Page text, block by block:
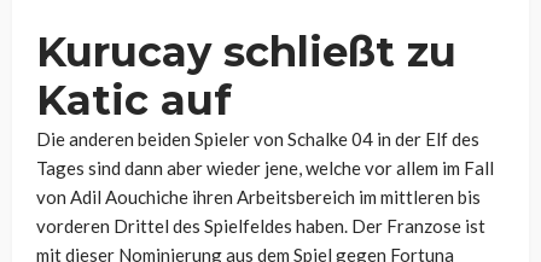
Kurucay schließt zu
Katic auf
Die anderen beiden Spieler von Schalke 04 in der Elf des
Tages sind dann aber wieder jene, welche vor allem im Fall
von Adil Aouchiche ihren Arbeitsbereich im mittleren bis
vorderen Drittel des Spielfeldes haben. Der Franzose ist
mit dieser Nominierung aus dem Spiel gegen Fortuna